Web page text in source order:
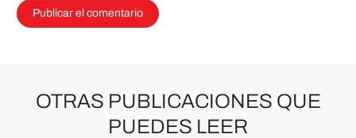
OTRAS PUBLICACIONES QUE
PUEDES LEER